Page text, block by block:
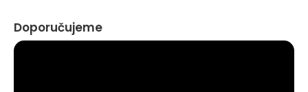
Doporučujeme